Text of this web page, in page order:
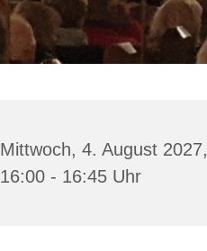
Mittwoch, 4. August 2027,
16:00 - 16:45 Uhr